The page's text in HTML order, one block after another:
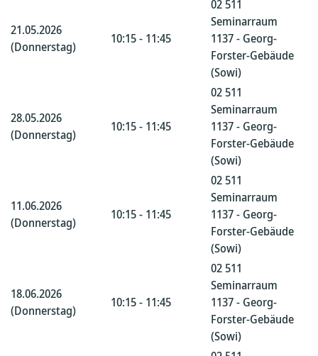
21.05.2026
(Donnerstag)
10:15 - 11:45
02 511
Seminarraum
1137 - Georg-
Forster-Gebäude
(Sowi)
28.05.2026
(Donnerstag)
10:15 - 11:45
02 511
Seminarraum
1137 - Georg-
Forster-Gebäude
(Sowi)
11.06.2026
(Donnerstag)
10:15 - 11:45
02 511
Seminarraum
1137 - Georg-
Forster-Gebäude
(Sowi)
18.06.2026
(Donnerstag)
10:15 - 11:45
02 511
Seminarraum
1137 - Georg-
Forster-Gebäude
(Sowi)